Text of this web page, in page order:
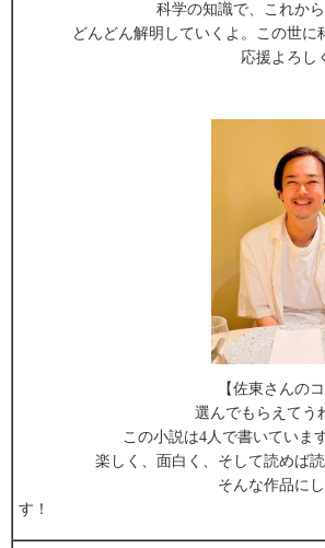
科学の知識で、これか
どんどん解明していくよ。この世
応援よろし
【佐東さんの
選んでもらえてう
この小説は4人で書いていま
楽しく、面白く、そして読めば
そんな作品に
す